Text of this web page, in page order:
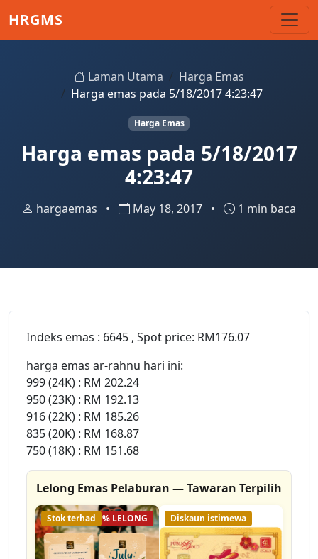
HRGMS
Laman Utama
Harga Emas
Harga emas pada 5/18/2017 4:23:47
Harga Emas
Harga emas pada 5/18/2017
4:23:47
hargaemas • May 18, 2017 • 1 min baca
Indeks emas : 6645 , Spot price: RM176.07
harga emas ar-rahnu hari ini:
999 (24K) : RM 202.24
950 (23K) : RM 192.13
916 (22K) : RM 185.26
835 (20K) : RM 168.87
750 (18K) : RM 151.68
Lelong Emas Pelaburan — Tawaran Terpilih
56% LELONG
Stok terhad Diskaun istimewa